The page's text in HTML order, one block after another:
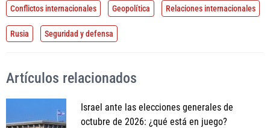
Conflictos internacionales Geopolítica Relaciones internacionales
Rusia Seguridad y defensa
Artículos relacionados
Israel ante las elecciones generales de
octubre de 2026: ¿qué está en juego?